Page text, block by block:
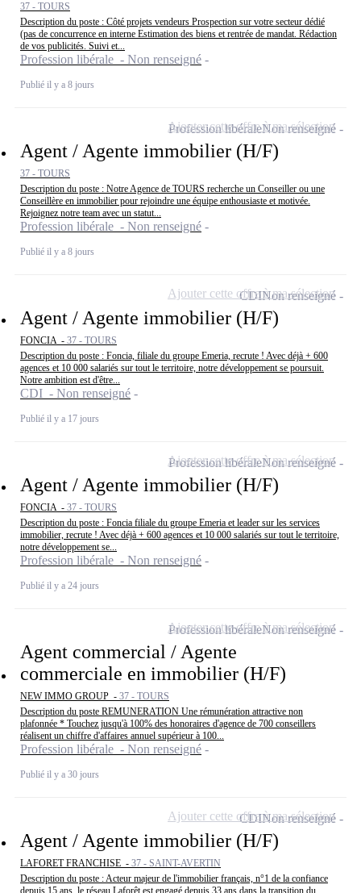
37 - TOURS
Description du poste : Côté projets vendeurs Prospection sur votre secteur dédié
(pas de concurrence en interne Estimation des biens et rentrée de mandat. Rédaction
de vos publicités. Suivi et...
Profession libérale - Non renseigné
Publié il y a 8 jours
Agent / Agente immobilier (H/F)
37 - TOURS
Description du poste : Notre Agence de TOURS recherche un Conseiller ou une
Conseillère en immobilier pour rejoindre une équipe enthousiaste et motivée.
Rejoignez notre team avec un statut...
Profession libérale - Non renseigné
Publié il y a 8 jours
Profession libéraleNon renseigné
Ajouter cette offre à ma sélection
Agent / Agente immobilier (H/F)
FONCIA - 37 - TOURS
Description du poste : Foncia, filiale du groupe Emeria, recrute ! Avec déjà + 600
agences et 10 000 salariés sur tout le territoire, notre développement se poursuit.
Notre ambition est d'être...
CDI - Non renseigné
Publié il y a 17 jours
CDINon renseigné
Ajouter cette offre à ma sélection
Agent / Agente immobilier (H/F)
FONCIA - 37 - TOURS
Description du poste : Foncia filiale du groupe Emeria et leader sur les services
immobilier, recrute ! Avec déjà + 600 agences et 10 000 salariés sur tout le territoire,
notre développement se...
Profession libérale - Non renseigné
Publié il y a 24 jours
Profession libéraleNon renseigné
Ajouter cette offre à ma sélection
Agent commercial / Agente
commerciale en immobilier (H/F)
NEW IMMO GROUP - 37 - TOURS
Description du poste REMUNERATION Une rémunération attractive non
plafonnée * Touchez jusqu'à 100% des honoraires d'agence de 700 conseillers
réalisent un chiffre d'affaires annuel supérieur à 100...
Profession libérale - Non renseigné
Publié il y a 30 jours
Profession libéraleNon renseigné
Ajouter cette offre à ma sélection
Agent / Agente immobilier (H/F)
LAFORET FRANCHISE - 37 - SAINT-AVERTIN
Description du poste : Acteur majeur de l'immobilier français, n°1 de la confiance
depuis 15 ans, le réseau Laforêt est engagé depuis 33 ans dans la transition du
CDINon renseigné
Ajouter cette offre à ma sélection